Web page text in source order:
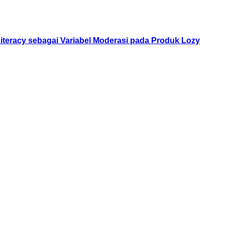
sebagai Variabel Moderasi pada Produk Lozy